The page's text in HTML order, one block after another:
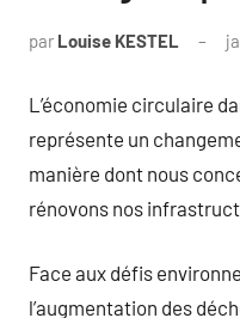
par Louise KESTEL
L’économie circulaire
représente un
manière dont nous
rénovons nos
Face aux défis
l’augmentation des